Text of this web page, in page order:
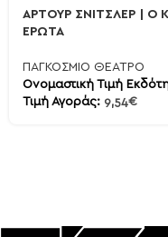
ΑΡΤΟΥΡ ΣΝΙΤΣΛΕΡ | Ο
ΕΡΩΤΑ
ΠΑΓΚΟΣΜΙΟ ΘΕΑΤΡΟ
Ονομαστική Τιμή
Τιμή Αγοράς: 9,54€